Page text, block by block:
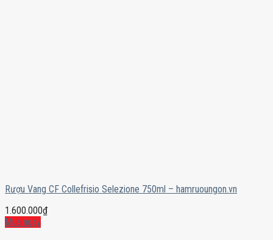
Rượu Vang CF Collefrisio Selezione 750ml – hamruoungon.vn
1.600.000₫
Mua ngay